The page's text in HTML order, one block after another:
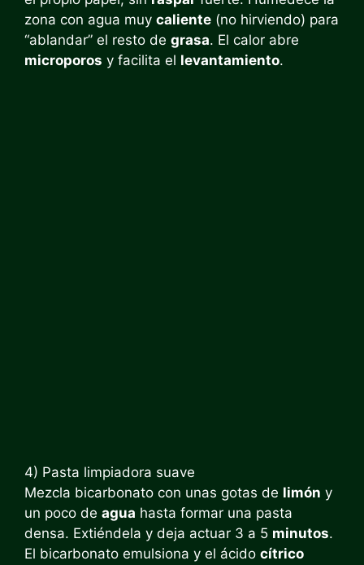
zona con agua muy caliente (no hirviendo) para
“ablandar” el resto de grasa. El calor abre
microporos y facilita el levantamiento.
4) Pasta limpiadora suave
Mezcla bicarbonato con unas gotas de limón y
un poco de agua hasta formar una pasta
densa. Extiéndela y deja actuar 3 a 5 minutos.
El bicarbonato emulsiona y el ácido cítrico